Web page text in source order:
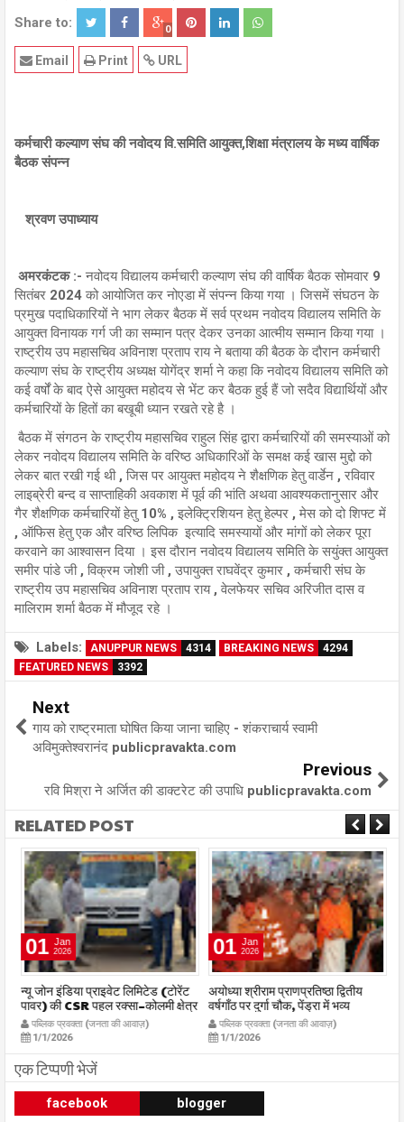
Share to: 0
URL
Print
Email
कर्मचारी कल्याण संघ की नवोदय वि.समिति आयुक्त,शिक्षा मंत्रालय के मध्य वार्षिक
बैठक संपन्न
श्रवण उपाध्याय
अमरकंटक :- नवोदय विद्यालय कर्मचारी कल्याण संघ की वार्षिक बैठक सोमवार 9
सितंबर 2024 को आयोजित कर नोएडा में संपन्न किया गया । जिसमें संघठन के
प्रमुख पदाधिकारियों ने भाग लेकर बैठक में सर्व प्रथम नवोदय विद्यालय समिति के
आयुक्त विनायक गर्ग जी का सम्मान पत्र देकर उनका आत्मीय सम्मान किया गया ।
राष्ट्रीय उप महासचिव अविनाश प्रताप राय ने बताया की बैठक के दौरान कर्मचारी
कल्याण संघ के राष्ट्रीय अध्यक्ष योगेंद्र शर्मा ने कहा कि नवोदय विद्यालय समिति को
कई वर्षों के बाद ऐसे आयुक्त महोदय से भेंट कर बैठक हुई हैं जो सदैव विद्यार्थियों और
कर्मचारियों के हितों का बखूबी ध्यान रखते रहे है ।
बैठक में संगठन के राष्ट्रीय महासचिव राहुल सिंह द्वारा कर्मचारियों की समस्याओं को
लेकर नवोदय विद्यालय समिति के वरिष्ठ अधिकारिओं के समक्ष कई खास मुद्दो को
लेकर बात रखी गई थी , जिस पर आयुक्त महोदय ने शैक्षणिक हेतु वार्डेन , रविवार
लाइब्रेरी बन्द व साप्ताहिकी अवकाश में पूर्व की भांति अथवा आवश्यकतानुसार और
गैर शैक्षणिक कर्मचारियों हेतु 10% , इलेक्ट्रिशियन हेतु हेल्पर , मेस को दो शिफ्ट में
, ऑफिस हेतु एक और वरिष्ठ लिपिक इत्यादि समस्यायों और मांगों को लेकर पूरा
करवाने का आश्वासन दिया । इस दौरान नवोदय विद्यालय समिति के सयुंक्त आयुक्त
समीर पांडे जी , विक्रम जोशी जी , उपायुक्त राघवेंद्र कुमार , कर्मचारी संघ के
राष्ट्रीय उप महासचिव अविनाश प्रताप राय , वेलफेयर सचिव अरिजीत दास व
मालिराम शर्मा बैठक में मौजूद रहे ।
Labels: ANUPPUR NEWS 4314 BREAKING NEWS
4294
FEATURED NEWS
3392
Next
गाय को राष्ट्रमाता घोषित किया जाना चाहिए - शंकराचार्य स्वामी
अविमुक्तेश्वरानंद publicpravakta.com
Previous
रवि मिश्रा ने अर्जित की डाक्टरेट की उपाधि publicpravakta.com
RELATED POST
01 Jan
2026
न्यू जोन इंडिया प्राइवेट लिमिटेड (टोरेंट
पावर) की CSR पहल रक्सा–कोलमी क्षेत्र
में चलित अस्पताल एम्बुलेंस सेवा का
शुभारंभ publicpravakta.com
पब्लिक प्रवक्ता (जनता की आवाज़)
1/1/2026
01 Jan
2026
अयोध्या श्रीराम प्राणप्रतिष्ठा द्वितीय
वर्षगाँठ पर दुर्गा चौक, पेंड्रा में भव्य
महाआरती सम्पन्न
publicpravakta.com
पब्लिक प्रवक्ता (जनता की आवाज़)
1/1/2026
एक टिप्पणी भेजें
facebook blogger